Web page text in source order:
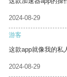
2024-08-29
游客
这款app就像我的私
2024-08-29